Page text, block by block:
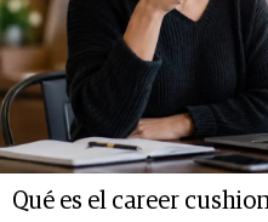
Qué es el career